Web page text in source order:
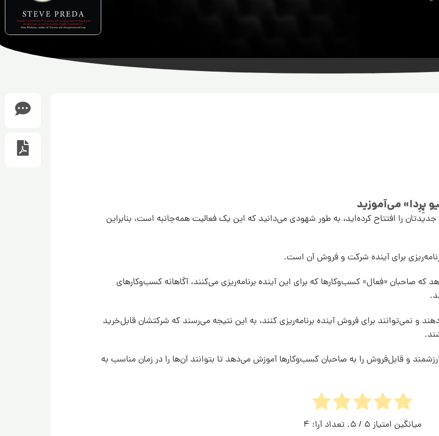
پِرِدا» می‌آموزید
را افتتاح کرده‌اید، به طور شهودی می‌دانید که این یک فعالیت همه‌جانبه است، بنابراین
برای آینده شرکت و فروش آن است.
صاحبان «فعال» کسب‌وکارها که برای این آینده برنامه‌ریزی می‌کنند، آگاهانه کسب‌وکارهای
و نمی‌توانند برای فروش آینده برنامه‌ریزی کنند، به این نتیجه می‌رسند که شرکتشان قابل‌خرید
و قابل‌فروش را به صاحبان کسب‌وکارها آموزش می‌دهد تا بتوانند آن‌ها را در زمان مناسب به
میانگین امتیاز 5 / 5. تعداد آرا: 4